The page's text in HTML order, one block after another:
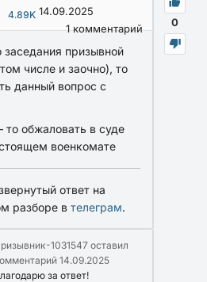
0
4.89K 14.09.2025
1комментарий
заседания призывной
числе и заочно), то
данный вопрос с
обжаловать в суде
военкомате
ответ на
разборе в телеграм.
1031547 оставил
14.09.2025
за ответ!